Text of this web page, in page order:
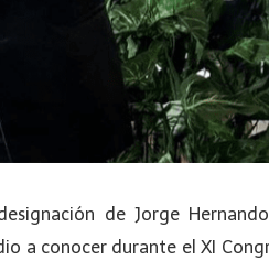
de Jorge
a conocer durante el XI